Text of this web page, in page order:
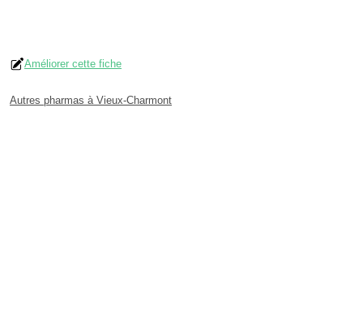
Améliorer cette fiche
Autres pharmas à Vieux-Charmont